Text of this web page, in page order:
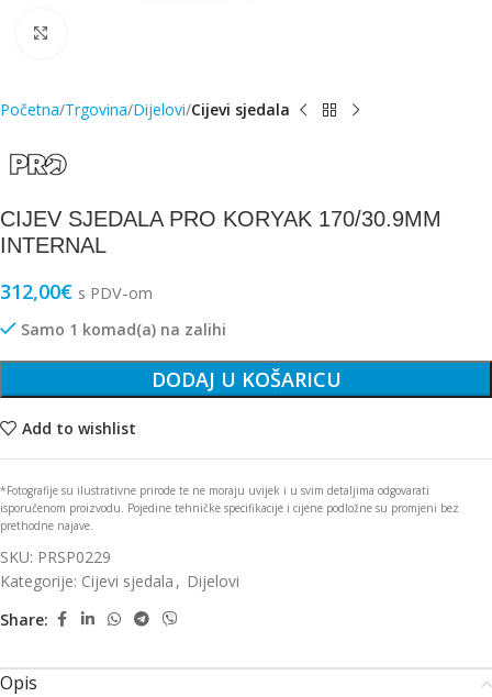
Početna Trgovina Dijelovi Cijevi sjedala
CIJEV SJEDALA PRO KORYAK 170/30.9MM
INTERNAL
312,00€ s PDV-om
Samo 1 komad(a) na zalihi
DODAJ U KOŠARICU
Add to wishlist
*Fotografije su ilustrativne prirode te ne moraju uvijek i u svim detaljima odgovarati
isporučenom proizvodu. Pojedine tehničke specifikacije i cijene podložne su promjeni bez
prethodne najave.
SKU: PRSP0229
Kategorije: Cijevi sjedala , Dijelovi
Share:
Opis